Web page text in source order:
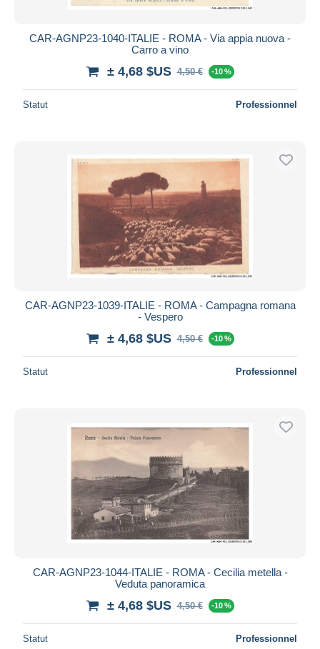
CAR-AGNP23-1040-ITALIE - ROMA - Via appia nuova -
Carro a vino
± 4,68 $US 4,50 € -10 %
Statut Professionnel
CAR-AGNP23-1039-ITALIE - ROMA - Campagna romana
- Vespero
± 4,68 $US 4,50 € -10 %
Statut Professionnel
CAR-AGNP23-1044-ITALIE - ROMA - Cecilia metella -
Veduta panoramica
± 4,68 $US 4,50 € -10 %
Statut Professionnel